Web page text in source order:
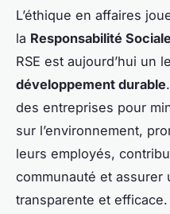
L’éthique en affaires
la Responsabilité
RSE est aujourd’hui un
développement durable
des entreprises pour
sur l’environnement,
leurs employés,
communauté et assurer
transparente et efficace.